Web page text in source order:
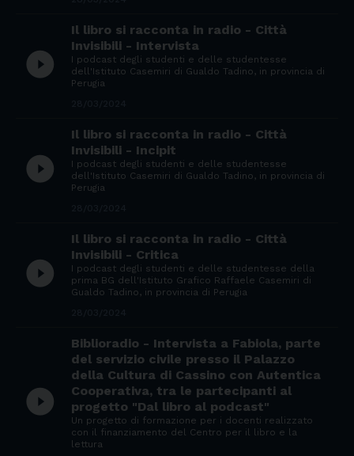
play_circle_filled
Il libro si racconta in radio - Città
Invisibili - Intervista
I podcast degli studenti e delle studentesse
dell'Istituto Casemiri di Gualdo Tadino, in provincia di
Perugia
play_circle_filled
Il libro si racconta in radio - Città
Invisibili - Incipit
I podcast degli studenti e delle studentesse
dell'Istituto Casemiri di Gualdo Tadino, in provincia di
Perugia
play_circle_filled
Il libro si racconta in radio - Città
Invisibili - Critica
I podcast degli studenti e delle studentesse della
prima BG dell'Istituto Grafico Raffaele Casemiri di
Gualdo Tadino, in provincia di Perugia
play_circle_filled
Biblioradio - Intervista a Fabiola, parte
del servizio civile presso il Palazzo
della Cultura di Cassino con Autentica
Cooperativa, tra le partecipanti al
progetto "Dal libro al podcast"
Un progetto di formazione per i docenti realizzato
con il finanziamento del Centro per il libro e la
lettura